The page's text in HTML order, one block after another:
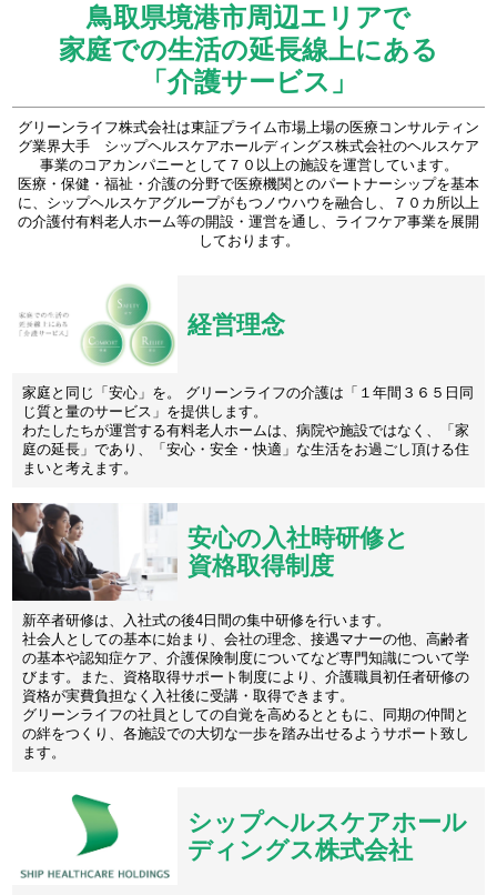
鳥取県境港市周辺エリアで
家庭での生活の延長線上にある
「介護サービス」
グリーンライフ株式会社は東証プライム市場上場の医療コンサルティン
グ業界大手 シップヘルスケアホールディングス株式会社のヘルスケア
事業のコアカンパニーとして７０以上の施設を運営しています。
医療・保健・福祉・介護の分野で医療機関とのパートナーシップを基本
に、シップヘルスケアグループがもつノウハウを融合し、７０カ所以上
の介護付有料老人ホーム等の開設・運営を通し、ライフケア事業を展開
しております。
経営理念
家庭と同じ「安心」を。 グリーンライフの介護は「１年間３６５日同
じ質と量のサービス」を提供します。
わたしたちが運営する有料老人ホームは、病院や施設ではなく、「家
庭の延長」であり、「安心・安全・快適」な生活をお過ごし頂ける住
まいと考えます。
安心の入社時研修と
資格取得制度
新卒者研修は、入社式の後4日間の集中研修を行います。
社会人としての基本に始まり、会社の理念、接遇マナーの他、高齢者
の基本や認知症ケア、介護保険制度についてなど専門知識について学
びます。また、資格取得サポート制度により、介護職員初任者研修の
資格が実費負担なく入社後に受講・取得できます。
グリーンライフの社員としての自覚を高めるとともに、同期の仲間と
の絆をつくり、各施設での大切な一歩を踏み出せるようサポート致し
ます。
シップヘルスケアホール
ディングス株式会社